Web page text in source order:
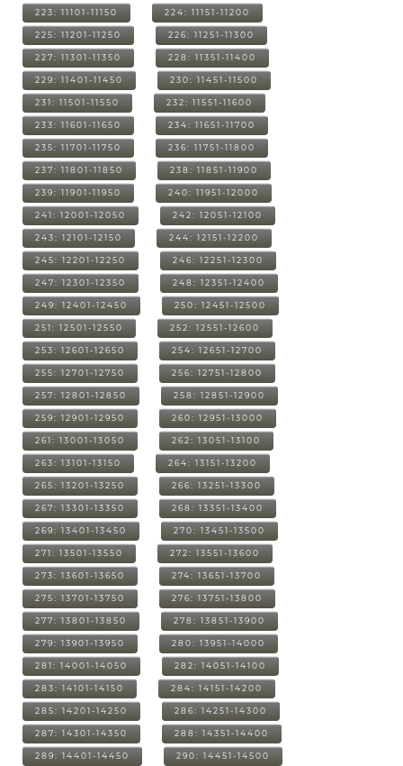
223: 11101-11150 224: 11151-11200
225: 11201-11250 226: 11251-11300
227: 11301-11350 228: 11351-11400
229: 11401-11450 230: 11451-11500
231: 11501-11550 232: 11551-11600
233: 11601-11650 234: 11651-11700
235: 11701-11750 236: 11751-11800
237: 11801-11850 238: 11851-11900
239: 11901-11950 240: 11951-12000
241: 12001-12050 242: 12051-12100
243: 12101-12150 244: 12151-12200
245: 12201-12250 246: 12251-12300
247: 12301-12350 248: 12351-12400
249: 12401-12450 250: 12451-12500
251: 12501-12550 252: 12551-12600
253: 12601-12650 254: 12651-12700
255: 12701-12750 256: 12751-12800
257: 12801-12850 258: 12851-12900
259: 12901-12950 260: 12951-13000
261: 13001-13050 262: 13051-13100
263: 13101-13150 264: 13151-13200
265: 13201-13250 266: 13251-13300
267: 13301-13350 268: 13351-13400
269: 13401-13450 270: 13451-13500
271: 13501-13550 272: 13551-13600
273: 13601-13650 274: 13651-13700
275: 13701-13750 276: 13751-13800
277: 13801-13850 278: 13851-13900
279: 13901-13950 280: 13951-14000
281: 14001-14050 282: 14051-14100
283: 14101-14150 284: 14151-14200
285: 14201-14250 286: 14251-14300
287: 14301-14350 288: 14351-14400
289: 14401-14450 290: 14451-14500